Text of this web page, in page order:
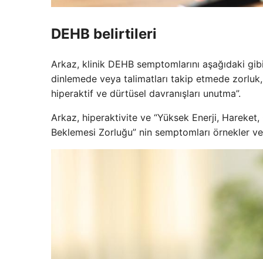
DEHB belirtileri
Arkaz, klinik DEHB semptomlarını aşağıdaki
dinlemede veya talimatları takip etmede
hiperaktif ve dürtüsel davranışları unutma”.
Arkaz, hiperaktivite ve “Yüksek Enerji,
Beklemesi Zorluğu” nin semptomları örnekler